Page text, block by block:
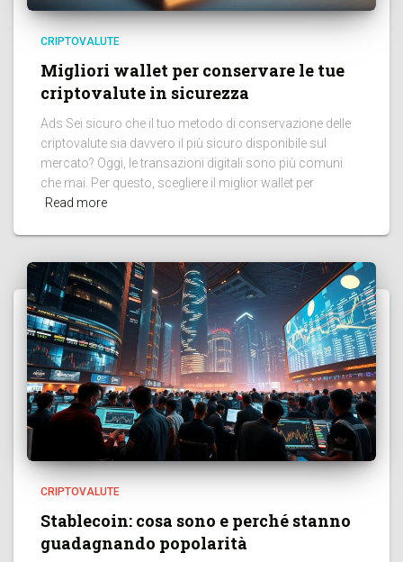
CRIPTOVALUTE
Migliori wallet per conservare le tue
criptovalute in sicurezza
Ads Sei sicuro che il tuo metodo di conservazione delle
criptovalute sia davvero il più sicuro disponibile sul
mercato? Oggi, le transazioni digitali sono più comuni
che mai. Per questo, scegliere il miglior wallet per
Read more
CRIPTOVALUTE
Stablecoin: cosa sono e perché stanno
guadagnando popolarità